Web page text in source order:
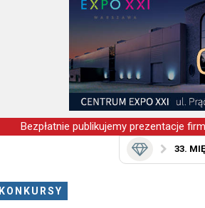
Bezpłatnie publikujemy prezentacje
33.
KONKURSY